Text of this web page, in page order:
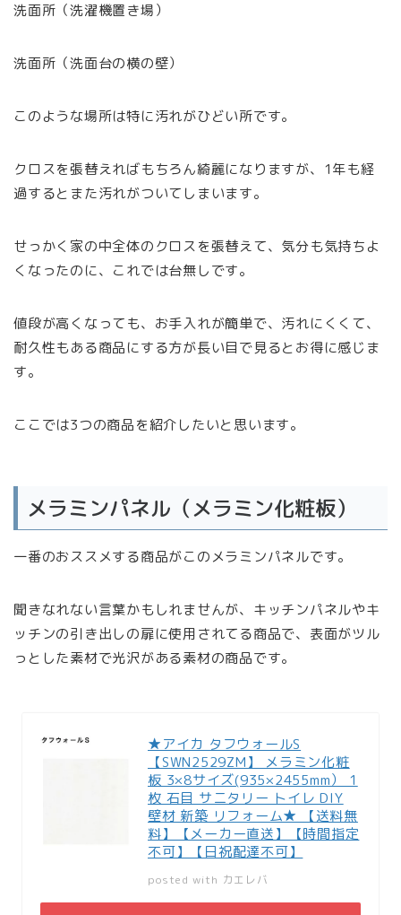
洗面所（洗濯機置き場）
洗面所（洗面台の横の壁）
このような場所は特に汚れがひどい所です。
クロスを張替えればもちろん綺麗になりますが、1年も経
過するとまた汚れがついてしまいます。
せっかく家の中全体のクロスを張替えて、気分も気持ちよ
くなったのに、これでは台無しです。
値段が高くなっても、お手入れが簡単で、汚れにくくて、
耐久性もある商品にする方が長い目で見るとお得に感じま
す。
ここでは3つの商品を紹介したいと思います。
メラミンパネル（メラミン化粧板）
一番のおススメする商品がこのメラミンパネルです。
聞きなれない言葉かもしれませんが、キッチンパネルやキ
ッチンの引き出しの扉に使用されてる商品で、表面がツル
っとした素材で光沢がある素材の商品です。
★アイカ タフウォールS
【SWN2529ZM】 メラミン化粧
板 3×8サイズ(935×2455mm） 1
枚 石目 サニタリー トイレ DIY
壁材 新築 リフォーム★ 【送料無
料】【メーカー直送】【時間指定
不可】【日祝配達不可】
posted with カエレバ